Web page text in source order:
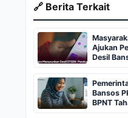
🔗 Berita Terkait
Ajukan
Desil
Aplikasi
Bansos
BPNT
2026